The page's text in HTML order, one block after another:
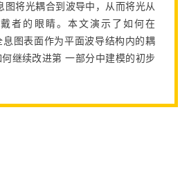
图将光耦合到波导中，从而将光从
者的眼睛。本文演示了如何在
息图表面作为平面波导结构内的耦
继续改进第 一部分中建模的初步